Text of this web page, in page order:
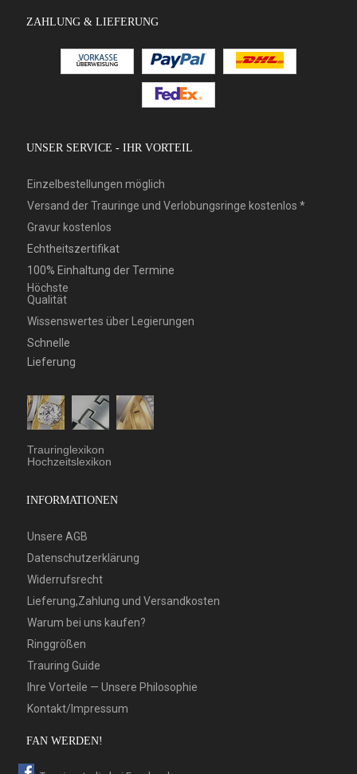
ZAHLUNG & LIEFERUNG
UNSER SERVICE - IHR VORTEIL
Einzelbestellungen möglich
Versand der Trauringe und Verlobungsringe kostenlos *
Gravur kostenlos
Echtheitszertifikat
100% Einhaltung der Termine
Höchste
Qualität
Wissenswertes über Legierungen
Schnelle
Lieferung
Trauringlexikon
Hochzeitslexikon
INFORMATIONEN
Unsere AGB
Datenschutzerklärung
Widerrufsrecht
Lieferung,Zahlung und Versandkosten
Warum bei uns kaufen?
Ringgrößen
Trauring Guide
Ihre Vorteile — Unsere Philosophie
Kontakt/Impressum
FAN WERDEN!